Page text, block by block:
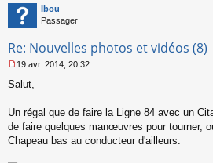
e
n
n
u
Ibou
Passager
Re: Nouvelles photos et vidéos (8)
e
s
g
e
19 avr. 2014, 20:32
Salut,
Un régal que de faire la Ligne 84 avec un
de faire quelques manœuvres pour tourner,
Chapeau bas au conducteur d'ailleurs.